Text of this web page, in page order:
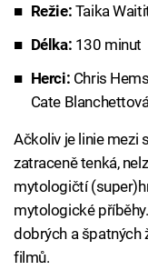
Režie: Taika
Délka: 130 minut
Herci: Chris
Cate
Ačkoliv je linie mezi
zatraceně tenká,
mytologičtí
mytologické
dobrých a špatných
filmů.